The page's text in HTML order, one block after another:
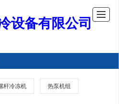
设备有限公司
杆冷冻机 热泵机组